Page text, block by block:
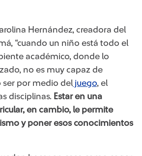
Hernández, creadora del
“cuando un niño está todo el
académico, donde lo
no es muy capaz de
ser por medio del juego​, el
disciplinas. Estar en una
en cambio, le permite
y poner esos conocimientos